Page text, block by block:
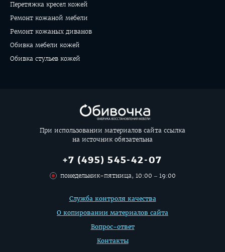
Перетяжка кресел кожей
Ремонт кожаной мебели
Ремонт кожаных диванов
Обивка мебели кожей
Обивка стульев кожей
Дополнительная
информация
Служба контроля качества
О копировании материалов сайта
Вопрос-ответ
Контакты
При использовании материалов сайта ссылка
на источник обязательна
+7 (495) 545-42-07
понедельник-пятница, 10:00 – 19:00